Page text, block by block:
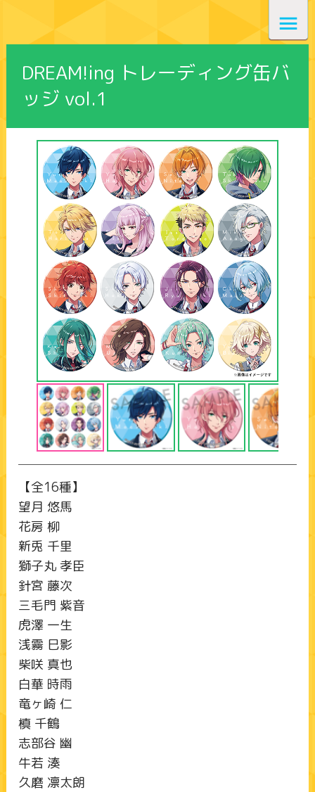
DREAM!ing トレーディング缶バ
ッジ vol.1
【全16種】
望月 悠馬
花房 柳
新兎 千里
獅子丸 孝臣
針宮 藤次
三毛門 紫音
虎澤 一生
浅霧 巳影
柴咲 真也
白華 時雨
竜ヶ崎 仁
槙 千鶴
志部谷 幽
牛若 湊
久磨 凛太朗